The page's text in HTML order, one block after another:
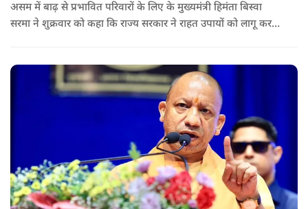
असम में बाढ़ से प्रभावित परिवारों के लिए के मुख्यमंत्री हिमंता बिस्वा
सरमा ने शुक्रवार को कहा कि राज्य सरकार ने राहत उपायों को लागू करना